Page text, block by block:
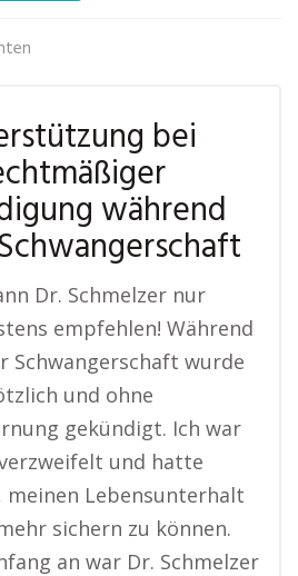
bei
während
Dr. Schmelzer nur
empfehlen! Während
Schwangerschaft wurde
und ohne
gekündigt. Ich war
und hatte
meinen Lebensunterhalt
sichern zu können.
an war Dr. Schmelzer